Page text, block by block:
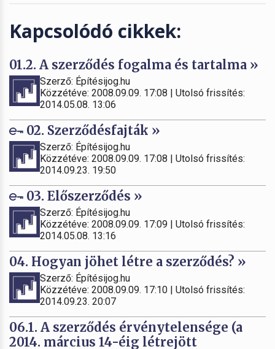
Kapcsolódó cikkek:
01.2. A szerződés fogalma és tartalma »
Szerző: Építésijog.hu
Közzétéve: 2008.09.09. 17:08 | Utolsó frissítés:
2014.05.08. 13:06
02. Szerződésfajták »
Szerző: Építésijog.hu
Közzétéve: 2008.09.09. 17:08 | Utolsó frissítés:
2014.09.23. 19:50
03. Előszerződés »
Szerző: Építésijog.hu
Közzétéve: 2008.09.09. 17:09 | Utolsó frissítés:
2014.05.08. 13:16
04. Hogyan jöhet létre a szerződés? »
Szerző: Építésijog.hu
Közzétéve: 2008.09.09. 17:10 | Utolsó frissítés:
2014.09.23. 20:07
06.1. A szerződés érvénytelensége (a
2014. március 14-éig létrejött